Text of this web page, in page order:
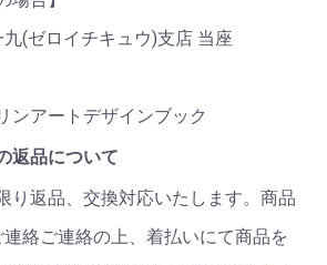
(ゼロイチキュウ)支店 当座
アートデザインブック
返品について
り返品、交換対応いたします。商品
絡ご連絡の上、着払いにて商品を